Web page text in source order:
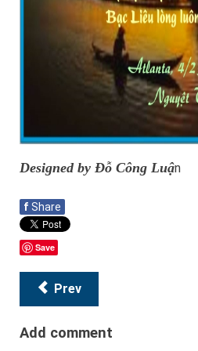
Designed by Đỗ Công Luận
f Share
Save
Prev
Add comment